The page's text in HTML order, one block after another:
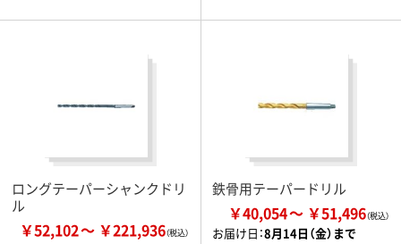
ロングテーパーシャンクドリ
ル
￥52,102 ￥221,936
鉄骨用テーパードリル
￥40,054 ￥51,496
お届け日：8月14日（金）まで